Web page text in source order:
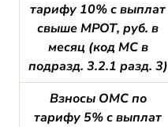
тарифу 10% с выплат
свыше МРОТ, руб. в
месяц (код МС в
подразд. 3.2.1 разд. 3)
Взносы ОМС по
тарифу 5% с выплат